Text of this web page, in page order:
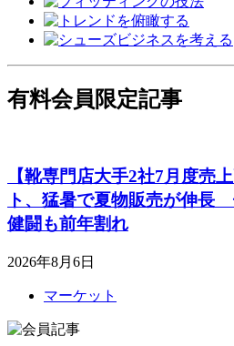
有料会員限定記事
【靴専門店大手2社7月度売
ト、猛暑で夏物販売が伸長
健闘も前年割れ
2026年8月6日
マーケット